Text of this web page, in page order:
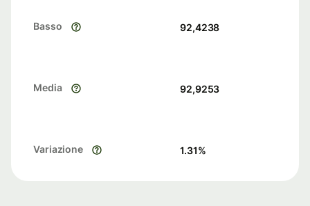
Basso 92,4238
Media 92,9253
Variazione 1.31%